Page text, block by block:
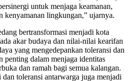
untuk menjaga keamanan,
kenyamanan lingkungan,” ujarnya.
bertransformasi menjadi kota
akar budaya dan nilai-nilai kearifan
yang mengedepankan toleransi dan
penting dalam menjaga identitas
dan ramah bagi semua kalangan.
toleransi antarwarga juga menjadi